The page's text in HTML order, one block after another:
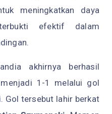
meningkatkan daya
efektif dalam
akhirnya berhasil
menjadi 1-1 melalui gol
. Gol tersebut lahir berkat